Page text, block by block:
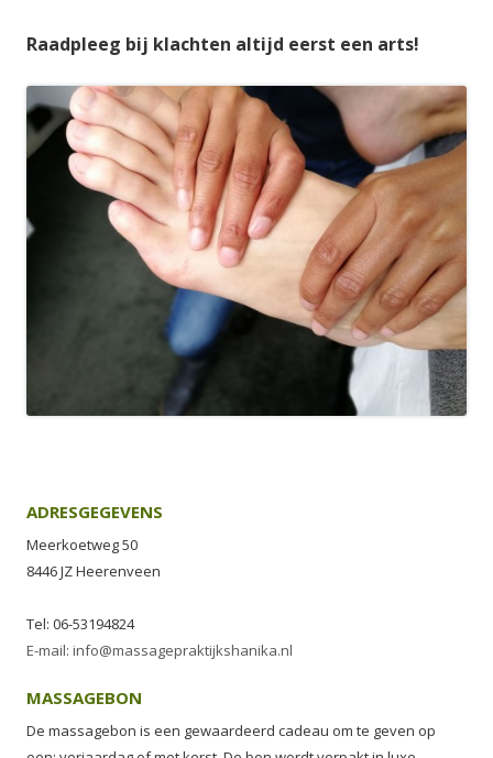
Raadpleeg bij klachten altijd eerst een arts!
ADRESGEGEVENS
Meerkoetweg 50
8446 JZ Heerenveen
Tel: 06-53194824
E-mail: info@massagepraktijkshanika.nl
MASSAGEBON
De massagebon is een gewaardeerd cadeau om te geven op